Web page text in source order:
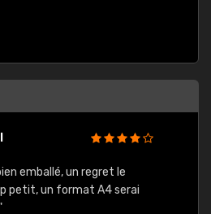
emballé, un regret le
petit, un format A4 serai